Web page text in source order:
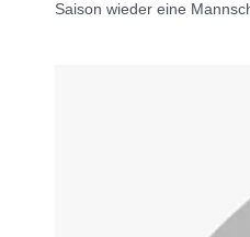
Saison wieder eine